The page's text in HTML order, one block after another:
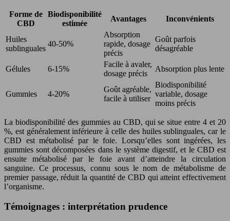
Forme de
CBD
Biodisponibilité
estimée
Avantages Inconvénients
Huiles
sublinguales
40-50%
Absorption
rapide, dosage
précis
Goût parfois
désagréable
Gélules 6-15%
Facile à avaler,
dosage précis
Absorption plus lente
Gummies 4-20%
Goût agréable,
facile à utiliser
Biodisponibilité
variable, dosage
moins précis
La biodisponibilité des gummies au CBD, qui se situe entre 4 et 20
%, est généralement inférieure à celle des huiles sublinguales, car le
CBD est métabolisé par le foie. Lorsqu’elles sont ingérées, les
gummies sont décomposées dans le système digestif, et le CBD est
ensuite métabolisé par le foie avant d’atteindre la circulation
sanguine. Ce processus, connu sous le nom de métabolisme de
premier passage, réduit la quantité de CBD qui atteint effectivement
l’organisme.
Témoignages : interprétation prudence